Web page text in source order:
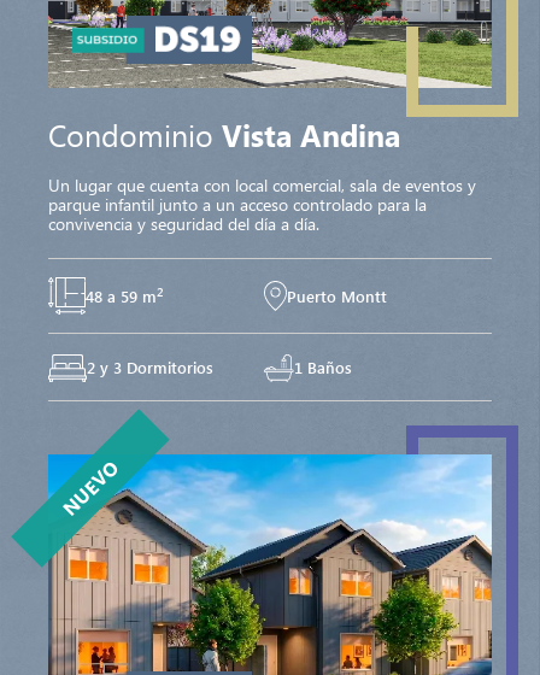
CondominioVista Andina
Un lugar que cuenta con local comercial, sala de eventos y
parque infantil junto a un acceso controlado para la
convivencia y seguridad del día a día.
48 a 59 m2 Puerto Montt
2 y 3 Dormitorios 1 Baños
NUEVO